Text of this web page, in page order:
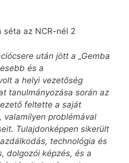
után jött a „Gemba
és a
a helyi vezetőség
tanulmányozása során az
feltette a saját
valamilyen problémával
Tulajdonképpen sikerült
technológia és
dolgozói képzés, és a